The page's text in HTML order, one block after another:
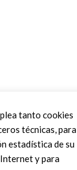
tanto cookies
técnicas, para
estadística de su
y para